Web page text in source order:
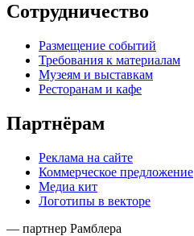
Сотрудничество
Размещение событий
Требования к материалам
Музеям и выставкам
Ресторанам и кафе
Партнёрам
Реклама на сайте
Коммерческое предложение
Медиа кит
Логотипы в векторе
— партнер Рамблера